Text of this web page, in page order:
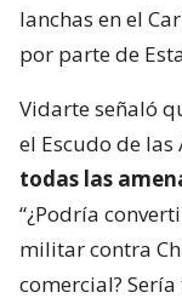
lanchas en el
por parte de
Vidarte señaló
el Escudo de
todas las
“¿Podría
militar contra
comercial?